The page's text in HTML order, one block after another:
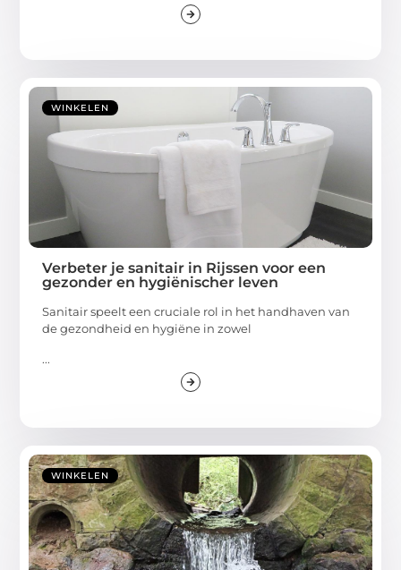
WINKELEN
Verbeter je sanitair in Rijssen voor een
gezonder en hygiënischer leven
Sanitair speelt een cruciale rol in het handhaven van
de gezondheid en hygiëne in zowel
...
WINKELEN